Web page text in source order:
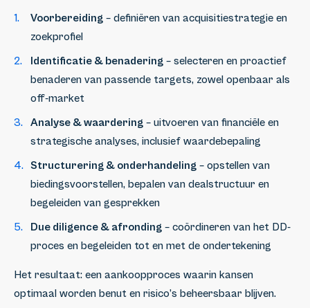
Voorbereiding – definiëren van acquisitiestrategie en
zoekprofiel
Identificatie & benadering – selecteren en proactief
benaderen van passende targets, zowel openbaar als
off-market
Analyse & waardering – uitvoeren van financiële en
strategische analyses, inclusief waardebepaling
Structurering & onderhandeling – opstellen van
biedingsvoorstellen, bepalen van dealstructuur en
begeleiden van gesprekken
Due diligence & afronding – coördineren van het DD-
proces en begeleiden tot en met de ondertekening
Het resultaat: een aankoopproces waarin kansen
optimaal worden benut en risico’s beheersbaar blijven.